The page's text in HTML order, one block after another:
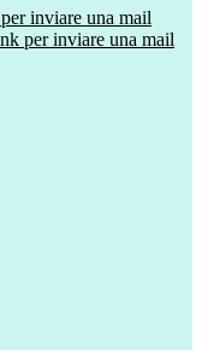
inviare una mail
per inviare una mail